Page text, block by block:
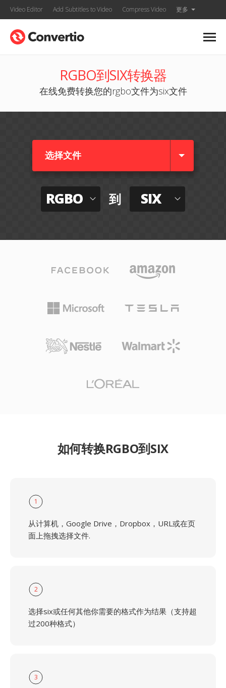
Video Editor Add Subtitles to Video Compress Video 更多
RGBO到SIX转换器
在线免费转换您的rgbo文件为six文件
选择文件
RGBO 到 SIX
如何转换RGBO到SIX
1
从计算机，Google Drive，Dropbox，URL或在页
面上拖拽选择文件.
2
选择six或任何其他你需要的格式作为结果（支持超
过200种格式）
3